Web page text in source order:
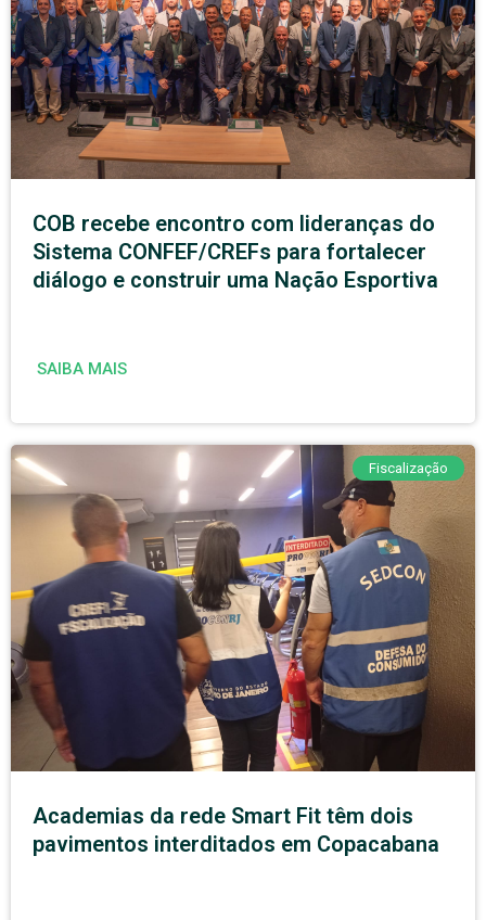
COB recebe encontro com lideranças do
Sistema CONFEF/CREFs para fortalecer
diálogo e construir uma Nação Esportiva
SAIBA MAIS
Fiscalização
Academias da rede Smart Fit têm dois
pavimentos interditados em Copacabana